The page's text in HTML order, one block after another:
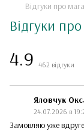
Відгуки про
Відгуки
4.9 462 відгуки
Яловчук
24.07.2026 в
Замовляю уже